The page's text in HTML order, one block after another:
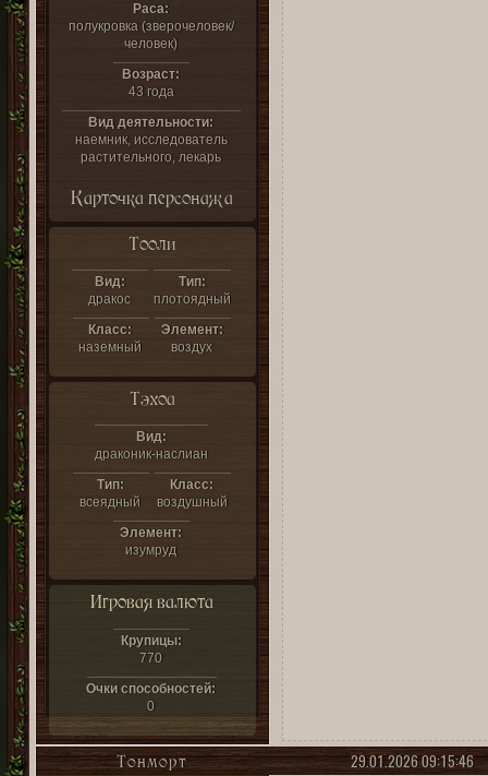
Раса:
полукровка (зверочеловек/
человек)
Возраст:
43 года
Вид деятельности:
наемник, исследователь
растительного, лекарь
Карточка персонажа
Тооли
Вид:
дракос
Тип:
плотоядный
Класс:
наземный
Элемент:
воздух
Тэхоа
Вид:
драконик-наслиан
Тип:
всеядный
Класс:
воздушный
Элемент:
изумруд
Игровая валюта
Крупицы:
770
Очки способностей:
0
29.01.2026 09:15:46
Тонморт